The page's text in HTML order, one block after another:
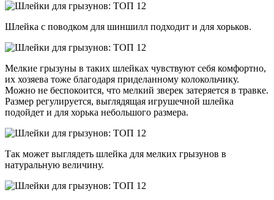
Шлейка с поводком для шиншилл подходит и для хорьков.
Мелкие грызуны в таких шлейках чувствуют себя комфортно,
их хозяева тоже благодаря приделанному колокольчику.
Можно не беспокоится, что мелкий зверек затеряется в травке.
Размер регулируется, выглядящая игрушечной шлейка
подойдет и для хорька небольшого размера.
Так может выглядеть шлейка для мелких грызунов в
натуральную величину.